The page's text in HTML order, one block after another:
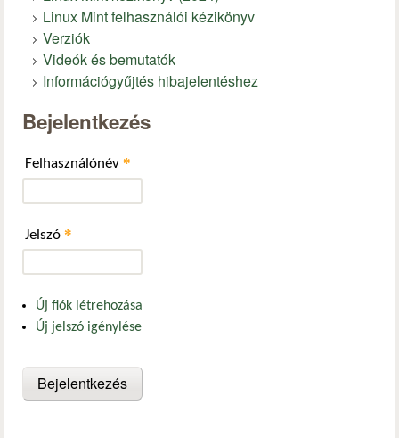
Linux Mint felhasználói kézikönyv
Verziók
Videók és bemutatók
Információgyűjtés hibajelentéshez
Bejelentkezés
Felhasználónév *
Jelszó *
Új fiók létrehozása
Új jelszó igénylése